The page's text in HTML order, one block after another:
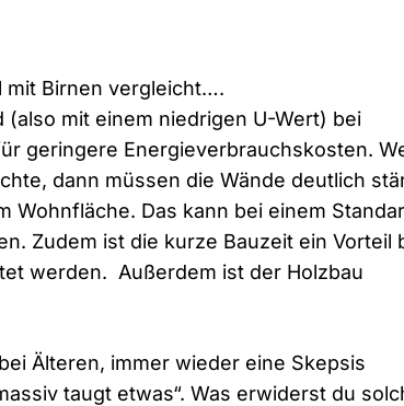
mit Birnen vergleicht….
mit einem niedrigen U-Wert) bei
geringere Energieverbrauchskosten.
dann müssen die Wände deutlich
Wohnfläche. Das kann bei einem
Zudem ist die kurze Bauzeit ein Vorteil
werden. Außerdem ist der Holzbau
Älteren, immer wieder eine Skepsis
taugt etwas“. Was erwiderst du